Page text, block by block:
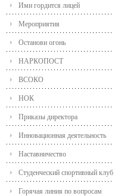
Ими гордится лицей
Мероприятия
Останови огонь
НАРКОПОСТ
ВСОКО
НОК
Приказы директора
Инновационная деятельность
Наставничество
Студенческий спортивный клуб
Горячая линия по вопросам